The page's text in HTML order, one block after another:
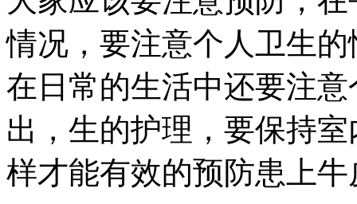
情况，要注意个人卫生
在日常的生活中还要注意
出，生的护理，要保持
样才能有效的预防患上牛